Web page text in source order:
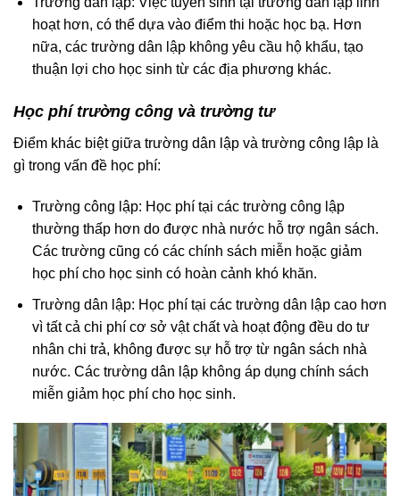
hoạt hơn, có thể dựa vào điểm thi hoặc học bạ. Hơn
nữa, các trường dân lập không yêu cầu hộ khẩu, tạo
thuận lợi cho học sinh từ các địa phương khác.
Học phí trường công và trường tư
Điểm khác biệt giữa trường dân lập và trường công lập là
gì trong vấn đề học phí:
Trường công lập: Học phí tại các trường công lập
thường thấp hơn do được nhà nước hỗ trợ ngân sách.
Các trường cũng có các chính sách miễn hoặc giảm
học phí cho học sinh có hoàn cảnh khó khăn.
Trường dân lập: Học phí tại các trường dân lập cao hơn
vì tất cả chi phí cơ sở vật chất và hoạt động đều do tư
nhân chi trả, không được sự hỗ trợ từ ngân sách nhà
nước. Các trường dân lập không áp dụng chính sách
miễn giảm học phí cho học sinh.